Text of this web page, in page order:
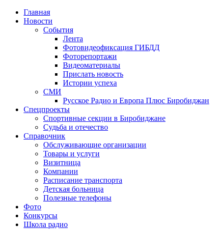
Главная
Новости
События
Лента
Фотовидеофиксация ГИБДД
Фоторепортажи
Видеоматериалы
Прислать новость
Истории успеха
СМИ
Русское Радио и Европа Плюс Биробиджан
Спецпроекты
Спортивные секции в Биробиджане
Судьба и отечество
Справочник
Обслуживающие организации
Товары и услуги
Визитница
Компании
Расписание транспорта
Детская больница
Полезные телефоны
Фото
Конкурсы
Школа радио